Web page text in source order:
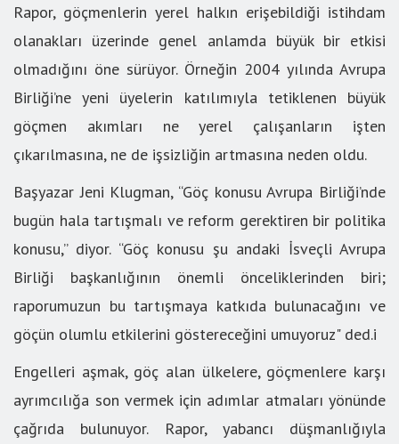
Rapor, göçmenlerin yerel halkın erişebildiği istihdam
olanakları üzerinde genel anlamda büyük bir etkisi
olmadığını öne sürüyor. Örneğin 2004 yılında Avrupa
Birliği’ne yeni üyelerin katılımıyla tetiklenen büyük
göçmen akımları ne yerel çalışanların işten
çıkarılmasına, ne de işsizliğin artmasına neden oldu.
Başyazar Jeni Klugman, “Göç konusu Avrupa Birliği’nde
bugün hala tartışmalı ve reform gerektiren bir politika
konusu,” diyor. “Göç konusu şu andaki İsveçli Avrupa
Birliği başkanlığının önemli önceliklerinden biri;
raporumuzun bu tartışmaya katkıda bulunacağını ve
göçün olumlu etkilerini göstereceğini umuyoruz" ded.i
Engelleri aşmak, göç alan ülkelere, göçmenlere karşı
ayrımcılığa son vermek için adımlar atmaları yönünde
çağrıda bulunuyor. Rapor, yabancı düşmanlığıyla